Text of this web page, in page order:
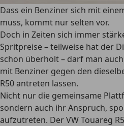
Dass ein Benziner sich mit
muss, kommt nur selten vor.
Doch in Zeiten sich immer
Spritpreise – teilweise hat der
schon überholt – darf man
mit Benziner gegen den
R50 antreten lassen.
Nicht nur die gemeinsame
sondern auch ihr Anspruch,
aufzutreten. Der VW Touareg